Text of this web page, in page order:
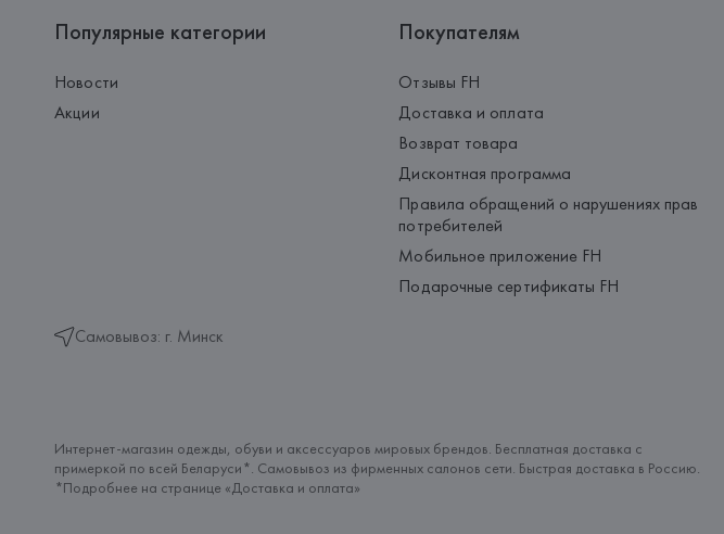
Популярные категории
Новости
Акции
Самовывоз: г. Минск
Покупателям
Отзывы FH
Доставка и оплата
Возврат товара
Дисконтная программа
Правила обращений о нарушениях прав
потребителей
Мобильное приложение FH
Подарочные сертификаты FH
Интернет-магазин одежды, обуви и аксессуаров мировых брендов. Бесплатная доставка с
примеркой по всей Беларуси*. Самовывоз из фирменных салонов сети. Быстрая доставка в Россию.
*Подробнее на странице «Доставка и оплата»